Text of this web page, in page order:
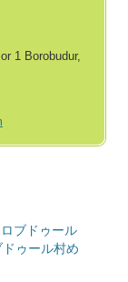
1 Borobudur,
ロブドゥール
ゥール村め